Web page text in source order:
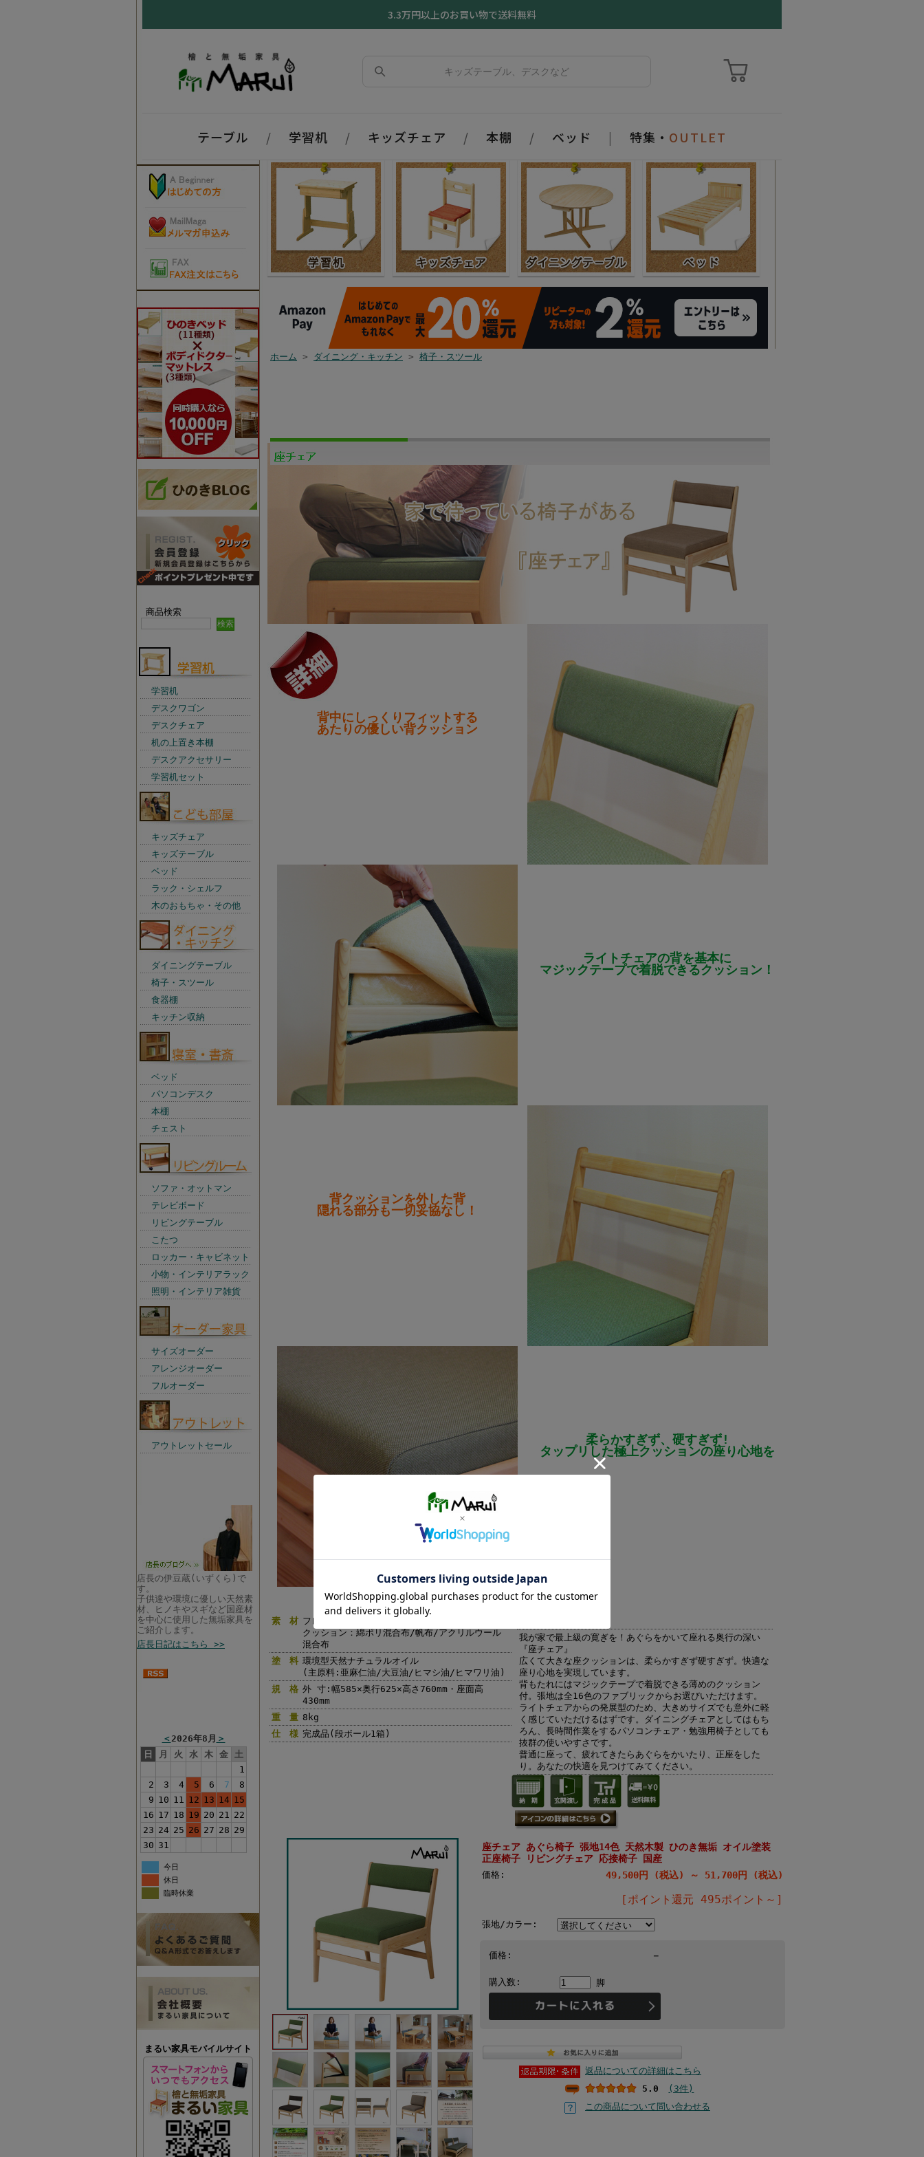
3.3万円以上のお買い物で送料無料
テーブル / 学習机 / キッズチェア / 本棚 / ベッド | 特集・ OUTLET
商品検索
学習机
デスクワゴン
デスクチェア
机の上置き本棚
デスクアクセサリー
学習机セット
キッズチェア
キッズテーブル
ベッド
ラック・シェルフ
木のおもちゃ・その他
ダイニングテーブル
椅子・スツール
食器棚
キッチン収納
ベッド
パソコンデスク
本棚
チェスト
ソファ・オットマン
テレビボード
リビングテーブル
こたつ
ロッカー・キャビネット
小物・インテリアラック
照明・インテリア雑貨
サイズオーダー
アレンジオーダー
フルオーダー
アウトレットセール
店長の伊豆蔵(いずくら)で
す。
子供達や環境に優しい天然素
材、ヒノキやスギなど国産材
を中心に使用した無垢家具を
ご紹介します。
店長日記はこちら >>
＜2026年8月 ＞
日
月 火 水 木 金 土
1
2
3 4 5 6 7
8
9 10 11 12 13 14 15
16 17 18 19 20 21 22
23 24 25 26 27 28 29
30 31
今日
休日
臨時休業
まるい家具モバイルサイト
ホーム > ダイニング・キッチン > 椅子・スツール
背中にしっくりフィットする
あたりの優しい背クッション
ライトチェアの背を基本に
マジックテープで着脱できるクッション！
背クッションを外した背
隠れる部分も一切妥協なし！
柔らかすぎず、硬すぎず!
タップリした極上クッションの座り心地を
素 材 フレーム：国産桧(ひのき)無垢材〔節少なめ〕
クッション：綿ポリ混合布/帆布/アクリルウール
混合布
塗 料 環境型天然ナチュラルオイル
(主原料:亜麻仁油/大豆油/ヒマシ油/ヒマワリ油)
規 格 外 寸:幅585×奥行625×高さ760mm・座面高
430mm
重 量 8kg
仕 様 完成品(段ボール1箱)
我が家で最上級の寛ぎを！あぐらをかいて座れる奥行の深い
『座チェア』
広くて大きな座クッションは、柔らかすぎず硬すぎず。快適な
座り心地を実現しています。
背もたれにはマジックテープで着脱できる薄めのクッション
付。張地は全16色のファブリックからお選びいただけます。
ライトチェアからの発展型のため、大きめサイズでも意外に軽
く感じていただけるはずです。ダイニングチェアとしてはもち
ろん、長時間作業をするパソコンチェア・勉強用椅子としても
抜群の使いやすさです。
普通に座って、疲れてきたらあぐらをかいたり、正座をした
り。あなたの快適を見つけてみてください。
座チェア あぐら椅子 張地14色 天然木製 ひのき無垢 オイル塗装
正座椅子 リビングチェア 応接椅子 国産
価格: 49,500円 (税込) ～ 51,700円 (税込)
[ポイント還元 495ポイント～]
張地/カラー:
価格: －
購入数: 脚
返品についての詳細はこちら
5.0
(3件)
この商品について問い合わせる